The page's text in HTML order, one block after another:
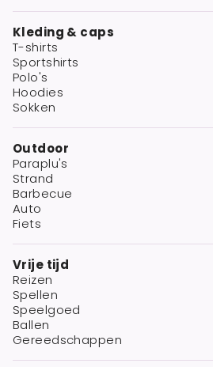
Kleding & caps
T-shirts
Sportshirts
Polo's
Hoodies
Sokken
Outdoor
Paraplu's
Strand
Barbecue
Auto
Fiets
Vrije tijd
Reizen
Spellen
Speelgoed
Ballen
Gereedschappen